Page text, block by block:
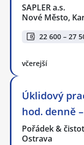
SAPLER a.s.
Nové Město,
22 600 – 27
včerejší
Úklidový
hod. denně
Pořádek &
Ostrava